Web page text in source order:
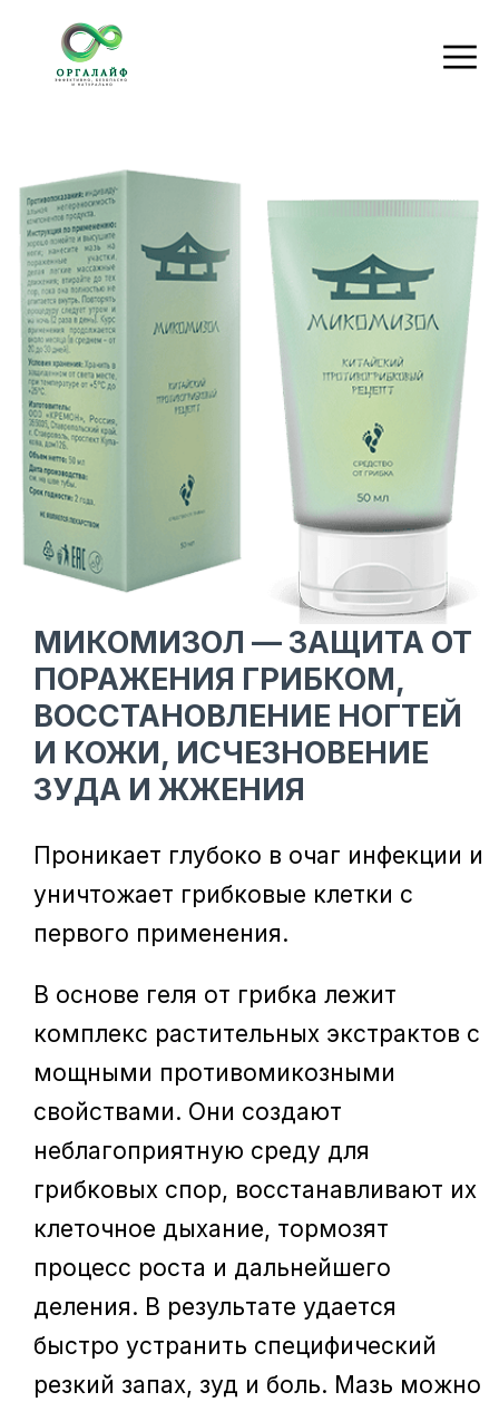
МИКОМИЗОЛ — ЗАЩИТА ОТ
ПОРАЖЕНИЯ ГРИБКОМ,
ВОССТАНОВЛЕНИЕ НОГТЕЙ
И КОЖИ, ИСЧЕЗНОВЕНИЕ
ЗУДА И ЖЖЕНИЯ
Проникает глубоко в очаг инфекции и
уничтожает грибковые клетки с
первого применения.
В основе геля от грибка лежит
комплекс растительных экстрактов с
мощными противомикозными
свойствами. Они создают
неблагоприятную среду для
грибковых спор, восстанавливают их
клеточное дыхание, тормозят
процесс роста и дальнейшего
деления. В результате удается
быстро устранить специфический
резкий запах, зуд и боль. Мазь можно